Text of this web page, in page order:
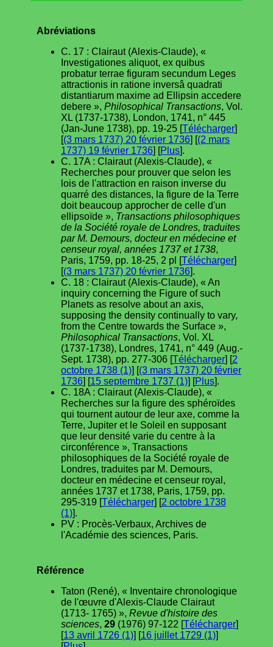
Abréviations
C. 17 : Clairaut (Alexis-Claude), «
Investigationes aliquot, ex quibus
probatur terrae figuram secundum Leges
attractionis in ratione inversâ quadrati
distantiarum maxime ad Ellipsin accedere
debere », Philosophical Transactions, Vol.
XL (1737-1738), London, 1741, n° 445
(Jan-June 1738), pp. 19-25 [Télécharger]
[(3 mars 1737) 20 février 1736] [(2 mars
1737) 19 février 1736] [Plus].
C. 17A : Clairaut (Alexis-Claude), «
Recherches pour prouver que selon les
lois de l'attraction en raison inverse du
quarré des distances, la figure de la Terre
doit beaucoup approcher de celle d'un
ellipsoïde », Transactions philosophiques
de la Société royale de Londres, traduites
par M. Demours, docteur en médecine et
censeur royal, années 1737 et 1738,
Paris, 1759, pp. 18-25, 2 pl [Télécharger]
[(3 mars 1737) 20 février 1736].
C. 18 : Clairaut (Alexis-Claude), « An
inquiry concerning the Figure of such
Planets as resolve about an axis,
supposing the density continually to vary,
from the Centre towards the Surface »,
Philosophical Transactions, Vol. XL
(1737-1738), Londres, 1741, n° 449 (Aug.-
Sept. 1738), pp. 277-306 [Télécharger] [2
octobre 1738 (1)] [(3 mars 1737) 20 février
1736] [15 septembre 1737 (1)] [Plus].
C. 18A : Clairaut (Alexis-Claude), «
Recherches sur la figure des sphéroïdes
qui tournent autour de leur axe, comme la
Terre, Jupiter et le Soleil en supposant
que leur densité varie du centre à la
circonférence », Transactions
philosophiques de la Société royale de
Londres, traduites par M. Demours,
docteur en médecine et censeur royal,
années 1737 et 1738, Paris, 1759, pp.
295-319 [Télécharger] [2 octobre 1738
(1)].
PV : Procès-Verbaux, Archives de
l'Académie des sciences, Paris.
Référence
Taton (René), « Inventaire chronologique
de l'œuvre d'Alexis-Claude Clairaut
(1713- 1765) », Revue d'histoire des
sciences, 29 (1976) 97-122 [Télécharger]
[13 avril 1726 (1)] [16 juillet 1729 (1)]